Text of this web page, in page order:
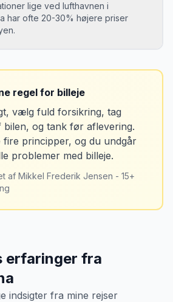
erfaring Oktober 2024
altid bilen fra alle
ved afhentning. Det har reddet
lige ved lufthavnen i
har ofte 20-30% højere priser
op et par kilometer fra
dagen før aflevering. Priserne
lavere.
regel for billeje
vælg fuld forsikring, tag
bilen, og tank før aflevering.
fire principper, og du undgår
problemer med billeje.
af Mikkel Frederik Jensen - 15+
erfaringer fra
indsigter fra mine rejser